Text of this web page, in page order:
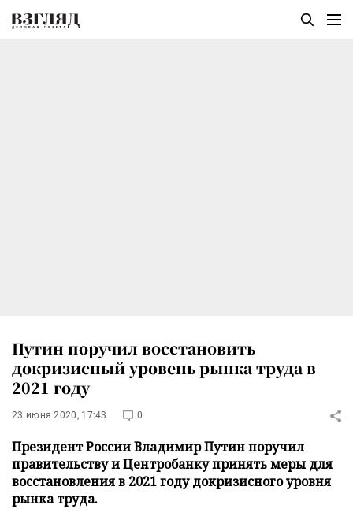
Путин поручил восстановить
докризисный уровень рынка труда в
2021 году
23 июня 2020, 17:43 0
Президент России Владимир Путин поручил
правительству и Центробанку принять меры для
восстановления в 2021 году докризисного уровня
рынка труда.